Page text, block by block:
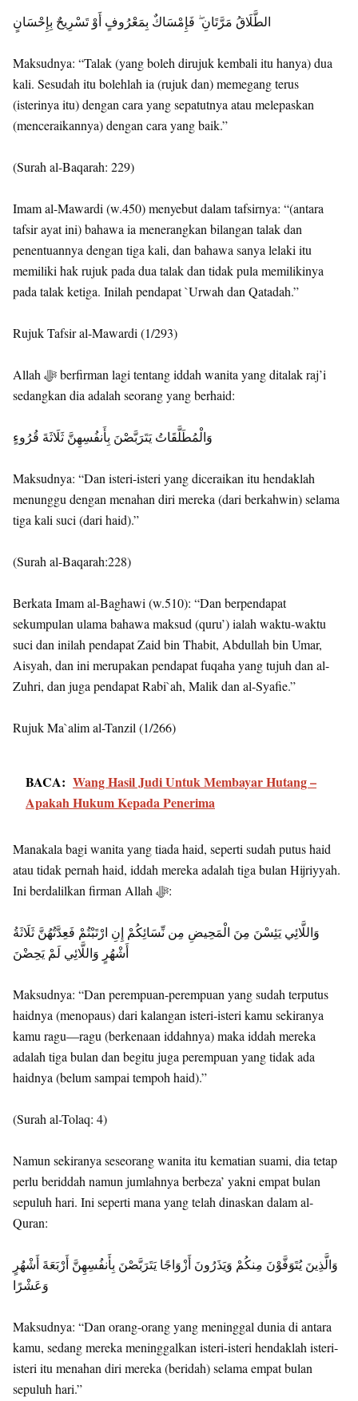
الطَّلَاقُ مَرَّتَانِ ۖ فَإِمْسَاكٌ بِمَعْرُوفٍ أَوْ تَسْرِيحٌ بِإِحْسَانٍ
Maksudnya: “Talak (yang boleh dirujuk kembali itu hanya) dua
kali. Sesudah itu bolehlah ia (rujuk dan) memegang terus
(isterinya itu) dengan cara yang sepatutnya atau melepaskan
(menceraikannya) dengan cara yang baik.”
(Surah al-Baqarah: 229)
Imam al-Mawardi (w.450) menyebut dalam tafsirnya: “(antara
tafsir ayat ini) bahawa ia menerangkan bilangan talak dan
penentuannya dengan tiga kali, dan bahawa sanya lelaki itu
memiliki hak rujuk pada dua talak dan tidak pula memilikinya
pada talak ketiga. Inilah pendapat `Urwah dan Qatadah.”
Rujuk Tafsir al-Mawardi (1/293)
Allah ﷻ berfirman lagi tentang iddah wanita yang ditalak raj’i
sedangkan dia adalah seorang yang berhaid:
وَالْمُطَلَّقَاتُ يَتَرَبَّصْنَ بِأَنفُسِهِنَّ ثَلَاثَةَ قُرُوءٍ
Maksudnya: “Dan isteri-isteri yang diceraikan itu hendaklah
menunggu dengan menahan diri mereka (dari berkahwin) selama
tiga kali suci (dari haid).”
(Surah al-Baqarah:228)
Berkata Imam al-Baghawi (w.510): “Dan berpendapat
sekumpulan ulama bahawa maksud (quru’) ialah waktu-waktu
suci dan inilah pendapat Zaid bin Thabit, Abdullah bin Umar,
Aisyah, dan ini merupakan pendapat fuqaha yang tujuh dan al-
Zuhri, dan juga pendapat Rabi`ah, Malik dan al-Syafie.”
Rujuk Ma`alim al-Tanzil (1/266)
BACA: Wang Hasil Judi Untuk Membayar Hutang –
Apakah Hukum Kepada Penerima
Manakala bagi wanita yang tiada haid, seperti sudah putus haid
atau tidak pernah haid, iddah mereka adalah tiga bulan Hijriyyah.
Ini berdalilkan firman Allah ﷻ:
وَاللَّائِي يَئِسْنَ مِنَ الْمَحِيضِ مِن نِّسَائِكُمْ إِنِ ارْتَبْتُمْ فَعِدَّتُهُنَّ ثَلَاثَةُ
أَشْهُرٍ وَاللَّائِي لَمْ يَحِضْنَ
Maksudnya: “Dan perempuan-perempuan yang sudah terputus
haidnya (menopaus) dari kalangan isteri-isteri kamu sekiranya
kamu ragu—ragu (berkenaan iddahnya) maka iddah mereka
adalah tiga bulan dan begitu juga perempuan yang tidak ada
haidnya (belum sampai tempoh haid).”
(Surah al-Tolaq: 4)
Namun sekiranya seseorang wanita itu kematian suami, dia tetap
perlu beriddah namun jumlahnya berbeza’ yakni empat bulan
sepuluh hari. Ini seperti mana yang telah dinaskan dalam al-
Quran:
وَالَّذِينَ يُتَوَفَّوْنَ مِنكُمْ وَيَذَرُونَ أَزْوَاجًا يَتَرَبَّصْنَ بِأَنفُسِهِنَّ أَرْبَعَةَ أَشْهُرٍ
وَعَشْرًا
Maksudnya: “Dan orang-orang yang meninggal dunia di antara
kamu, sedang mereka meninggalkan isteri-isteri hendaklah isteri-
isteri itu menahan diri mereka (beridah) selama empat bulan
sepuluh hari.”